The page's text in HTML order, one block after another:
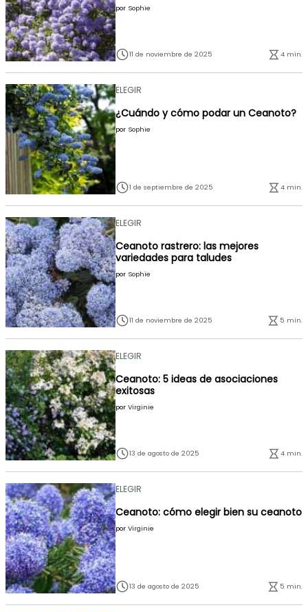
por Sophie
11 de noviembre de 2025 4 min.
ELEGIR
¿Cuándo y cómo podar un Ceanoto?
por Sophie
1 de septiembre de 2025 4 min.
ELEGIR
Ceanoto rastrero: las mejores
variedades para taludes
por Sophie
11 de noviembre de 2025 5 min.
ELEGIR
Ceanoto: 5 ideas de asociaciones
exitosas
por Virginie
13 de agosto de 2025 4 min.
ELEGIR
Ceanoto: cómo elegir bien su ceanoto
por Virginie
13 de agosto de 2025 5 min.